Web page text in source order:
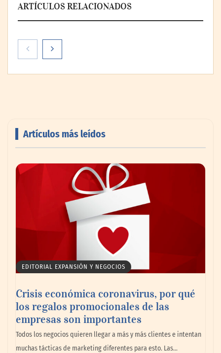
ARTÍCULOS RELACIONADOS
impulsando la colaboración en el sector
La omnicanalidad redefine la forma de
planear viajes en México
Artículos más leídos
EDITORIAL EXPANSIÓN Y NEGOCIOS
Crisis económica coronavirus, por qué
los regalos promocionales de las
empresas son importantes
Todos los negocios quieren llegar a más y más clientes e intentan
muchas tácticas de marketing diferentes para esto. Las…